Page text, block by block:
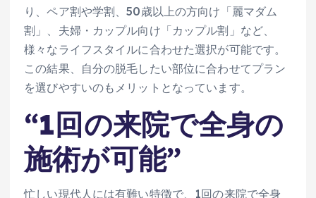
り、ペア割や学割、50歳以上の方向け「麗マダム
割」、夫婦・カップル向け「カップル割」など、
様々なライフスタイルに合わせた選択が可能です。
この結果、自分の脱毛したい部位に合わせてプラン
を選びやすいのもメリットとなっています。
“1回の来院で全身の
施術が可能”
忙しい現代人には有難い特徴で、1回の来院で全身